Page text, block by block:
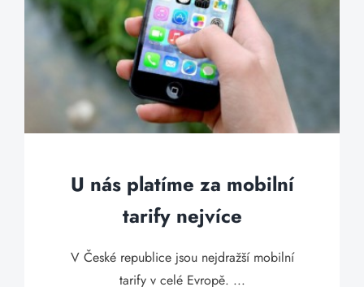
U nás platíme za mobilní
tarify nejvíce
V České republice jsou nejdražší mobilní
tarify v celé Evropě. ...